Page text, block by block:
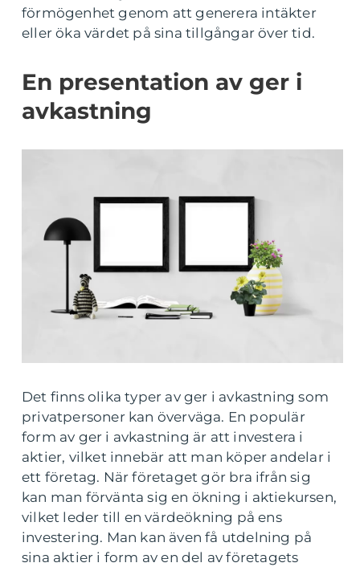
förmögenhet genom att generera intäkter
eller öka värdet på sina tillgångar över tid.
En presentation av ger i
avkastning
Det finns olika typer av ger i avkastning som
privatpersoner kan överväga. En populär
form av ger i avkastning är att investera i
aktier, vilket innebär att man köper andelar i
ett företag. När företaget gör bra ifrån sig
kan man förvänta sig en ökning i aktiekursen,
vilket leder till en värdeökning på ens
investering. Man kan även få utdelning på
sina aktier i form av en del av företagets